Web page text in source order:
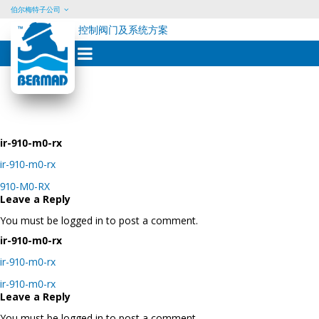
Skip
content
伯尔梅特子公司
控制阀门及系统方案
ir-910-m0-rx
ir-910-m0-rx
Post
navigation
910-M0-RX
Leave a Reply
You must be logged in to post a comment.
ir-910-m0-rx
ir-910-m0-rx
Post
navigation
ir-910-m0-rx
Leave a Reply